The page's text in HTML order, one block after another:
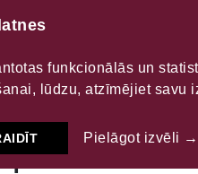
funkcionālās un
lūdzu, atzīmējiet savu
Pielāgot izvēli →